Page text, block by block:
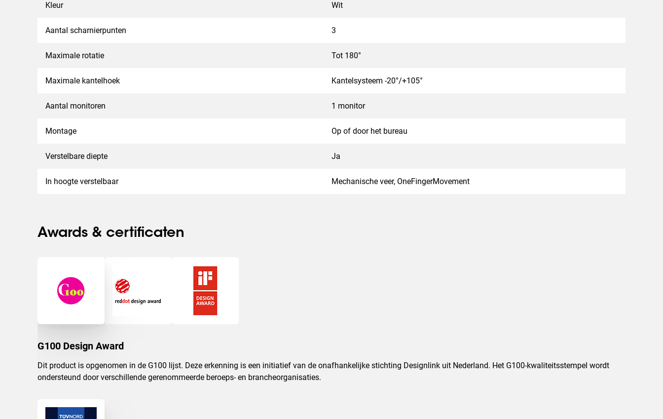
Kleur Wit
Aantal scharnierpunten 3
Maximale rotatie Tot 180°
Maximale kantelhoek Kantelsysteem -20°/+105°
Aantal monitoren 1 monitor
Montage Op of door het bureau
Verstelbare diepte Ja
In hoogte verstelbaar Mechanische veer, OneFingerMovement
Awards & certificaten
G100 Design Award
Dit product is opgenomen in de G100 lijst. Deze erkenning is een initiatief van de onafhankelijke stichting Designlink uit Nederland. Het G100-kwaliteitsstempel wordt
ondersteund door verschillende gerenommeerde beroeps- en brancheorganisaties.